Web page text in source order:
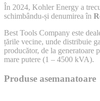
În 2024, Kohler Energy a
schimbându-și denumirea în
Best Tools Company este
țările vecine, unde distribuie
producător, de la generatoare
mare putere (1 – 4500 kVA).
Produse asemanatoare